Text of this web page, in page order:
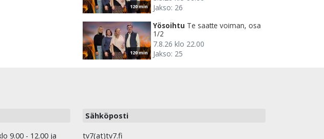
120 min
Jakso: 26
120 min
Yösoihtu Te saatte voiman, osa
1/2
7.8.26 klo 22.00
Jakso: 25
9.00 - 12.00 ja
Sähköposti
tv7(at)tv7.fi